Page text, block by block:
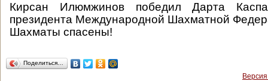
Кирсан Илюмжинов победил Дарта
президента Международной Шахматной
Шахматы спасены!
Поделиться…